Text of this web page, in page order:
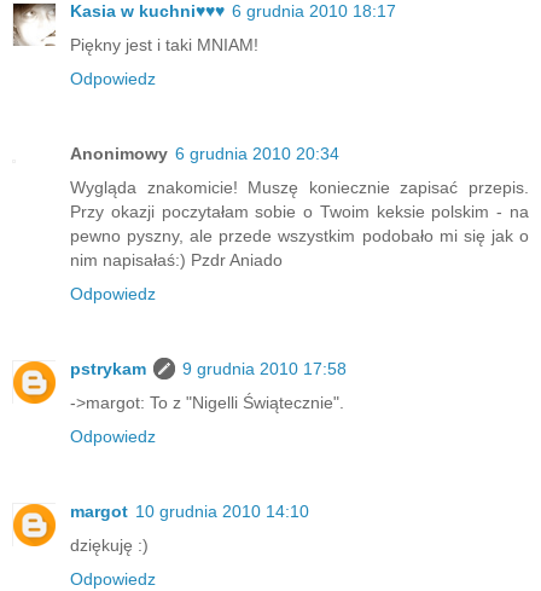
Kasia w kuchni♥♥♥ 6 grudnia 2010 18:17
Piękny jest i taki MNIAM!
Odpowiedz
Anonimowy 6 grudnia 2010 20:34
Wygląda znakomicie! Muszę koniecznie zapisać przepis.
Przy okazji poczytałam sobie o Twoim keksie polskim - na
pewno pyszny, ale przede wszystkim podobało mi się jak o
nim napisałaś:) Pzdr Aniado
Odpowiedz
pstrykam
9 grudnia 2010 17:58
->margot: To z "Nigelli Świątecznie".
Odpowiedz
margot 10 grudnia 2010 14:10
dziękuję :)
Odpowiedz